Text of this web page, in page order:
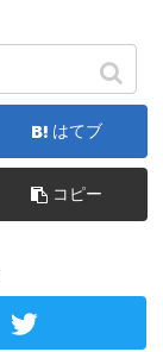
はてブ
コピー